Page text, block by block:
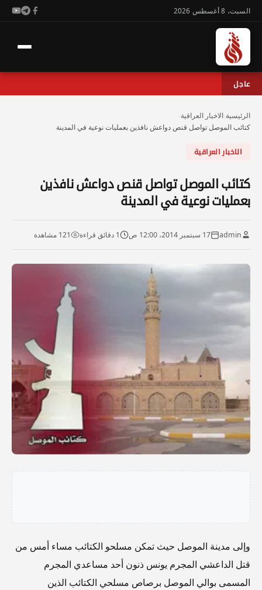
السبت، 8 أغسطس 2026
عاجل
الرئيسية الاخبار العراقية
كتائب الموصل تواصل قنص دواعش نافذين بعمليات نوعية في المدينة
الاخبار العراقية
كتائب الموصل تواصل قنص دواعش نافذين
بعمليات نوعية في المدينة
admin 17 سبتمبر 2014، 12:00 ص 1 دقائق قراءة 121 مشاهدة
وإلى مدينة الموصل حيث تمكن مسلحو الكتائب مساء أمس من
قتل الداعشي المجرم يونس ذنون أحد مساعدي المجرم
المسمى بوالي الموصل برصاص مسلحي الكتائب الذين